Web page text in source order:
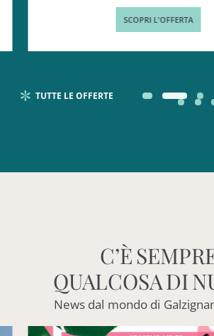
SCOPRI L'OFFERTA
TUTTE LE OFFERTE
C’È
QUALCOSADI
News dal mondo di